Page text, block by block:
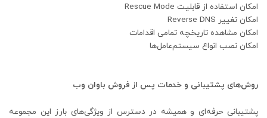
امکان استفاده از قابلیت Rescue Mode
امکان تغییر Reverse DNS
امکان مشاهده تاریخچه تمامی اقدامات
امکان نصب انواع سیستم‌عامل‌ها
روش‌های پشتیبانی و خدمات پس از فروش باوان وب
پشتیبانی حرفه‌ای و همیشه در دسترس از ویژگی‌های بارز این مجموعه